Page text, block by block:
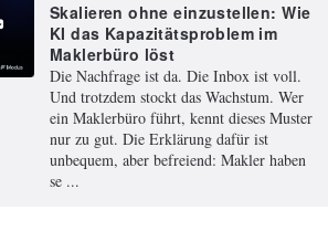
Skalieren ohne einzustellen: Wie
KI das Kapazitätsproblem im
Maklerbüro löst
Die Nachfrage ist da. Die Inbox ist voll.
Und trotzdem stockt das Wachstum. Wer
ein Maklerbüro führt, kennt dieses Muster
nur zu gut. Die Erklärung dafür ist
unbequem, aber befreiend: Makler haben
se ...